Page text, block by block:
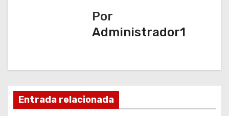
i
ó
Por
Administrador1
Entrada relacionada